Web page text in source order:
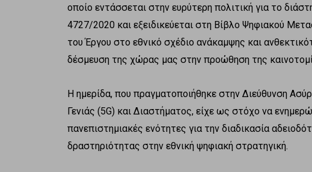
οποίο εντάσσεται στην ευρύτερη πολιτική για το
4727/2020 και εξειδικεύεται στη Βίβλο Ψηφιακού
του Έργου στο εθνικό σχέδιο ανάκαμψης και
δέσμευση της χώρας μας στην προώθηση της
Η ημερίδα, που πραγματοποιήθηκε στην Διεύθυνση
Γενιάς (5G) και Διαστήματος, είχε ως στόχο να
πανεπιστημιακές ενότητες για την διαδικασία
δραστηριότητας στην εθνική ψηφιακή στρατηγική.